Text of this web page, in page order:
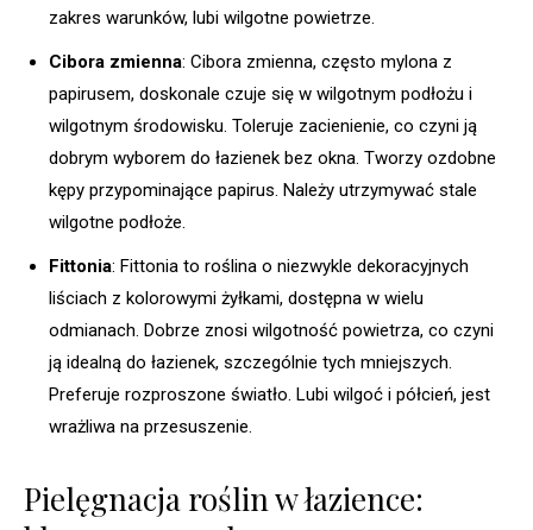
zakres warunków, lubi wilgotne powietrze.
Cibora zmienna: Cibora zmienna, często mylona z
papirusem, doskonale czuje się w wilgotnym podłożu i
wilgotnym środowisku. Toleruje zacienienie, co czyni ją
dobrym wyborem do łazienek bez okna. Tworzy ozdobne
kępy przypominające papirus. Należy utrzymywać stale
wilgotne podłoże.
Fittonia: Fittonia to roślina o niezwykle dekoracyjnych
liściach z kolorowymi żyłkami, dostępna w wielu
odmianach. Dobrze znosi wilgotność powietrza, co czyni
ją idealną do łazienek, szczególnie tych mniejszych.
Preferuje rozproszone światło. Lubi wilgoć i półcień, jest
wrażliwa na przesuszenie.
Pielęgnacja roślin w łazience: